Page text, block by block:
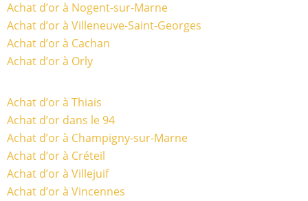
Achat d’or à Nogent-sur-Marne
Achat d’or à Villeneuve-Saint-Georges
Achat d’or à Cachan
Achat d’or à Orly
Achat d’or à Thiais
Achat d’or dans le 94
Achat d’or à Champigny-sur-Marne
Achat d’or à Créteil
Achat d’or à Villejuif
Achat d’or à Vincennes